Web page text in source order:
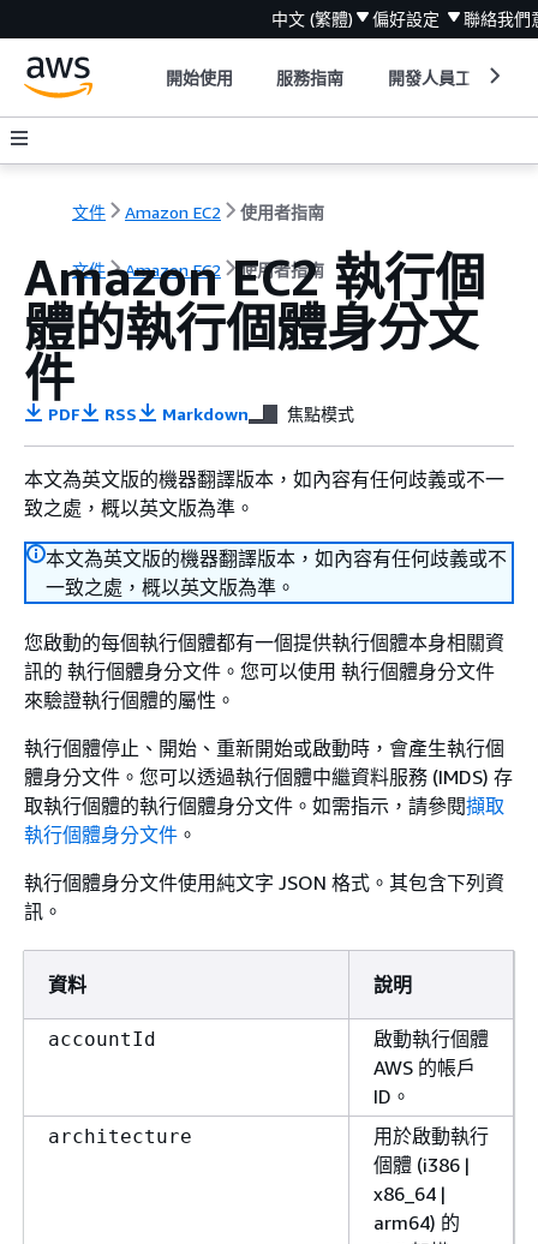
中文 (繁體) 偏好設定 聯絡我們
開始使用 服務指南 開發人員工具
文件 Amazon EC2 使用者指南
文件 Amazon EC2 使用者指南
Amazon EC2 執行個
體的執行個體身分文
件
PDF RSS Markdown 焦點模式
本文為英文版的機器翻譯版本，如內容有任何歧義或不一
致之處，概以英文版為準。
本文為英文版的機器翻譯版本，如內容有任何歧義或不
一致之處，概以英文版為準。
您啟動的每個執行個體都有一個提供執行個體本身相關資
訊的 執行個體身分文件。您可以使用 執行個體身分文件
來驗證執行個體的屬性。
執行個體停止、開始、重新開始或啟動時，會產生執行個
體身分文件。您可以透過執行個體中繼資料服務 (IMDS) 存
取執行個體的執行個體身分文件。如需指示，請參閱擷取
執行個體身分文件 。
執行個體身分文件使用純文字 JSON 格式。其包含下列資
訊。
資料 說明
accountId
啟動執行個體
AWS 的帳戶
ID。
architecture
用於啟動執行
個體 (i386 |
x86_64 |
arm64) 的